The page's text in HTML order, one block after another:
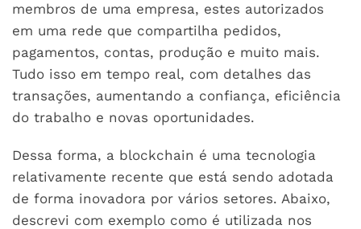
membros de uma empresa, estes autorizados
em uma rede que compartilha pedidos,
pagamentos, contas, produção e muito mais.
Tudo isso em tempo real, com detalhes das
transações, aumentando a confiança, eficiência
do trabalho e novas oportunidades.
Dessa forma, a blockchain é uma tecnologia
relativamente recente que está sendo adotada
de forma inovadora por vários setores. Abaixo,
descrevi com exemplo como é utilizada nos